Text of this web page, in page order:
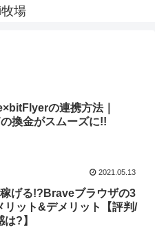
場
の連携方法｜
換金がスムーズに!!
2021.05.13
げる!?Braveブラウザの3
リット&デメリット【評判/
?】